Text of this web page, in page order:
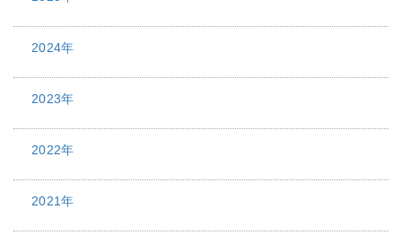
2024年
2023年
2022年
2021年